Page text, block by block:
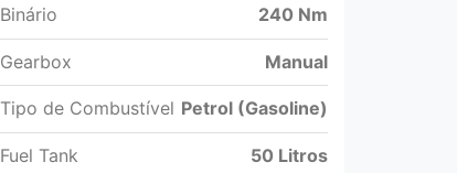
Binário 240 Nm
Gearbox Manual
Tipo de Combustível Petrol (Gasoline)
Fuel Tank 50 Litros